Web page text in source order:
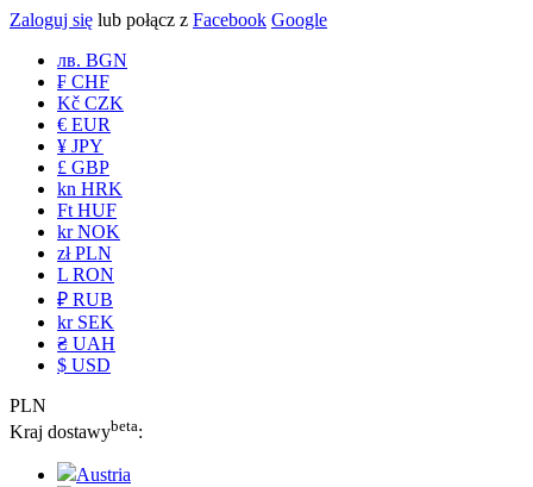
Zaloguj się lub połącz z Facebook Google
лв. BGN
₣ CHF
Kč CZK
€ EUR
¥ JPY
£ GBP
kn HRK
Ft HUF
kr NOK
zł PLN
L RON
₽ RUB
kr SEK
₴ UAH
$ USD
PLN
Kraj dostawybeta:
Austria